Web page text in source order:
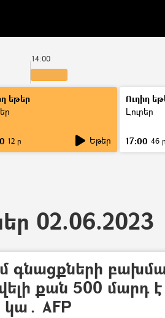
14:00
եթեր
12 ր Եթեր
Ուղիղ
Լուրեր
17:00 46 ր
02.06.2023
գնացքների
քան 500 մարդ է
կա․ AFP